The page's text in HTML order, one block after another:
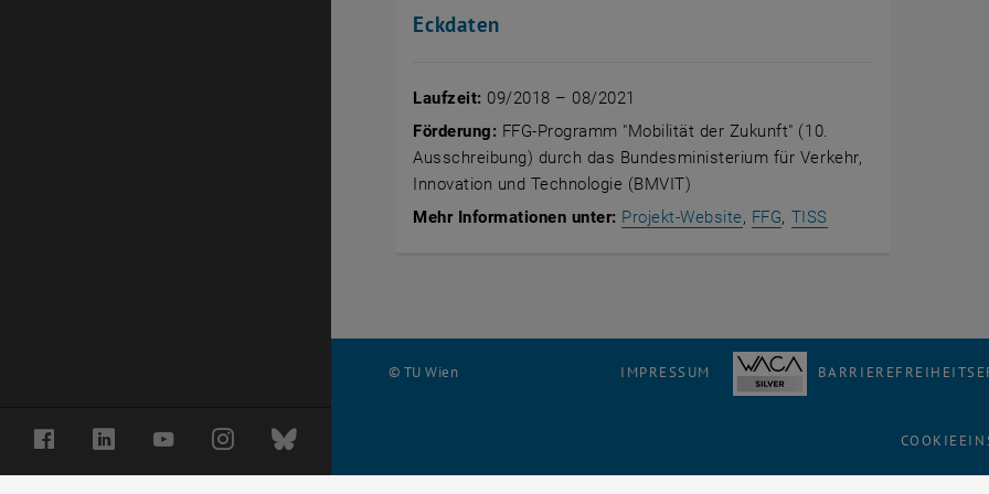
FacebookLinkedInYouTubeInstagramBluesky
Eckdaten
Laufzeit: 09/2018 – 08/2021
Förderung: FFG-Programm "Mobilität der Zukunft" (10.
Ausschreibung) durch das Bundesministerium für Verkehr,
Innovation und Technologie (BMVIT)
Mehr Informationen unter: Projekt-Website, öffnet eine externe URL in
, FFG, öffnet eine externe URL
, TISS, öffnet eine externe
© TU Wien IMPRESSUM